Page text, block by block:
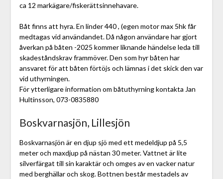
ca 12 markägare/fiskerättsinnehavare.
Båt finns att hyra. En linder 440 , (egen motor max 5hk får
medtagas vid användandet. Då någon användare har gjort
åverkan på båten -2025 kommer liknande händelse leda till
skadeståndskrav frammöver. Den som hyr båten har
ansvaret för att båten förtöjs och lämnas i det skick den var
vid uthyrningen.
För ytterligare information om båtuthyrning kontakta Jan
Hultinsson, 073-0835880
Boskvarnasjön, Lillesjön
Boskvarnasjön är en djup sjö med ett medeldjup på 5,5
meter och maxdjup på nästan 30 meter. Vattnet är lite
silverfärgat till sin karaktär och omges av en vacker natur
med berghällar och skog. Bottnen består mestadels av